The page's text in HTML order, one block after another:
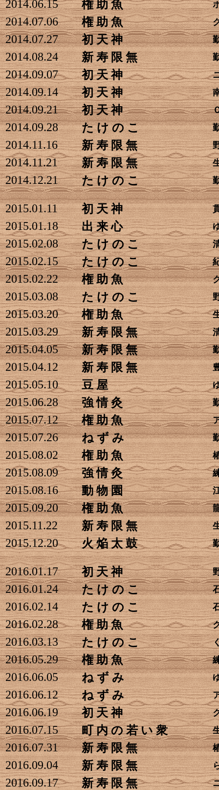
2014.06.15 権 助 魚
2014.07.06 権 助 魚
2014.07.27 初 天 神
2014.08.24 新 寿 限 無
2014.09.07 初 天 神
2014.09.14 初 天 神
2014.09.21 初 天 神
2014.09.28 た け の こ
2014.11.16 新 寿 限 無
2014.11.21 新 寿 限 無
2014.12.21 た け の こ
2015.01.11 初 天 神
2015.01.18 出 来 心
2015.02.08 た け の こ
2015.02.15 た け の こ
2015.02.22 権 助 魚
2015.03.08 た け の こ
2015.03.20 権 助 魚
2015.03.29 新 寿 限 無
2015.04.05 新 寿 限 無
2015.04.12 新 寿 限 無
2015.05.10 豆 屋
2015.06.28 強 情 灸
2015.07.12 権 助 魚
2015.07.26 ね ず み
2015.08.02 権 助 魚
2015.08.09 強 情 灸
2015.08.16 動 物 園
2015.09.20 権 助 魚
2015.11.22 新 寿 限 無
2015.12.20 火 焔 太 鼓
2016.01.17 初 天 神
2016.01.24 た け の こ
2016.02.14 た け の こ
2016.02.28 権 助 魚
2016.03.13 た け の こ
2016.05.29 権 助 魚
2016.06.05 ね ず み
2016.06.12 ね ず み
2016.06.19 初 天 神
2016.07.15 町 内 の 若 い 衆
2016.07.31 新 寿 限 無
2016.09.04 新 寿 限 無
2016.09.17 新 寿 限 無